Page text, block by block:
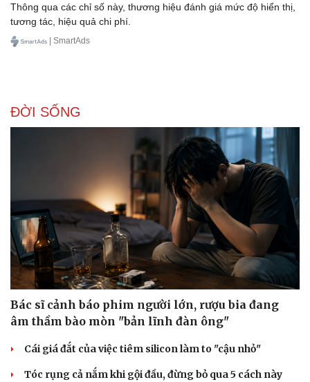
Dinh dưỡng - món ngon
Cây thuốc
Làm đẹp - giảm cân
Phòng mạch online
Ăn sạch sống khỏe
Blog
Tình yêu - Gia đình
Thông qua các chỉ số này, thương hiệu đánh giá mức độ hiển thị,
tương tác, hiệu quả chi phí.
| SmartAds
ĐỜI SỐNG
Bác sĩ cảnh báo phim người lớn, rượu bia đang
âm thầm bào mòn "bản lĩnh đàn ông"
Cái giá đắt của việc tiêm silicon làm to "cậu nhỏ"
Tóc rụng cả nắm khi gội đầu, đừng bỏ qua 5 cách này